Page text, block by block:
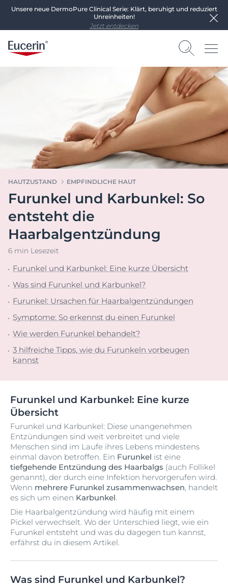
Unsere neue DermoPure Clinical Serie: Klärt, beruhigt und reduziert
Unreinheiten!
Jetzt entdecken
HAUTZUSTAND EMPFINDLICHE HAUT
Furunkel und Karbunkel: So
entsteht die
Haarbalgentzündung
6 min Lesezeit
Furunkel und Karbunkel: Eine kurze Übersicht
Was sind Furunkel und Karbunkel?
Furunkel: Ursachen für Haarbalgentzündungen
Symptome: So erkennst du einen Furunkel
Wie werden Furunkel behandelt?
3 hilfreiche Tipps, wie du Furunkeln vorbeugen
kannst
Furunkel und Karbunkel: Eine kurze
Übersicht
Furunkel und Karbunkel: Diese unangenehmen
Entzündungen sind weit verbreitet und viele
Menschen sind im Laufe ihres Lebens mindestens
einmal davon betroffen. Ein Furunkel ist eine
tiefgehende Entzündung des Haarbalgs (auch Follikel
genannt), der durch eine Infektion hervorgerufen wird.
Wenn mehrere Furunkel zusammenwachsen, handelt
es sich um einen Karbunkel.
Die Haarbalgentzündung wird häufig mit einem
Pickel verwechselt. Wo der Unterschied liegt, wie ein
Furunkel entsteht und was du dagegen tun kannst,
erfährst du in diesem Artikel.
Was sind Furunkel und Karbunkel?